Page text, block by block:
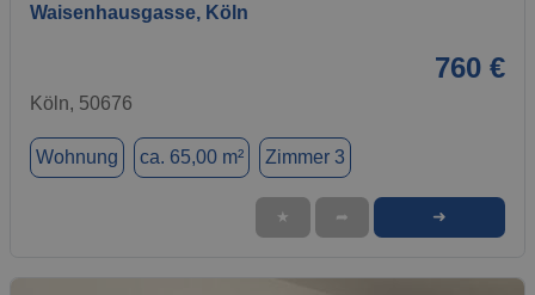
Waisenhausgasse, Köln
760 €
Köln, 50676
Wohnung ca. 65,00 m² Zimmer 3
★ ➦ ➜